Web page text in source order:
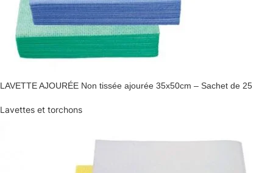
LAVETTE AJOURÉE Non tissée ajourée 35x50cm – Sachet de 25
Lavettes et torchons